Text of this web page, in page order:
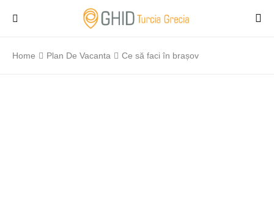
Home Plan De Vacanta Ce să faci în brașov